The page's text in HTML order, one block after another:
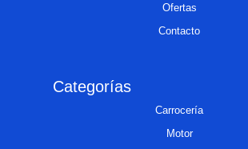
Ofertas
Contacto
Categorías
Carrocería
Motor